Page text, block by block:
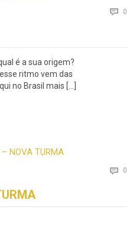
 0
é a sua origem?
ritmo vem das
no Brasil mais […]
 0